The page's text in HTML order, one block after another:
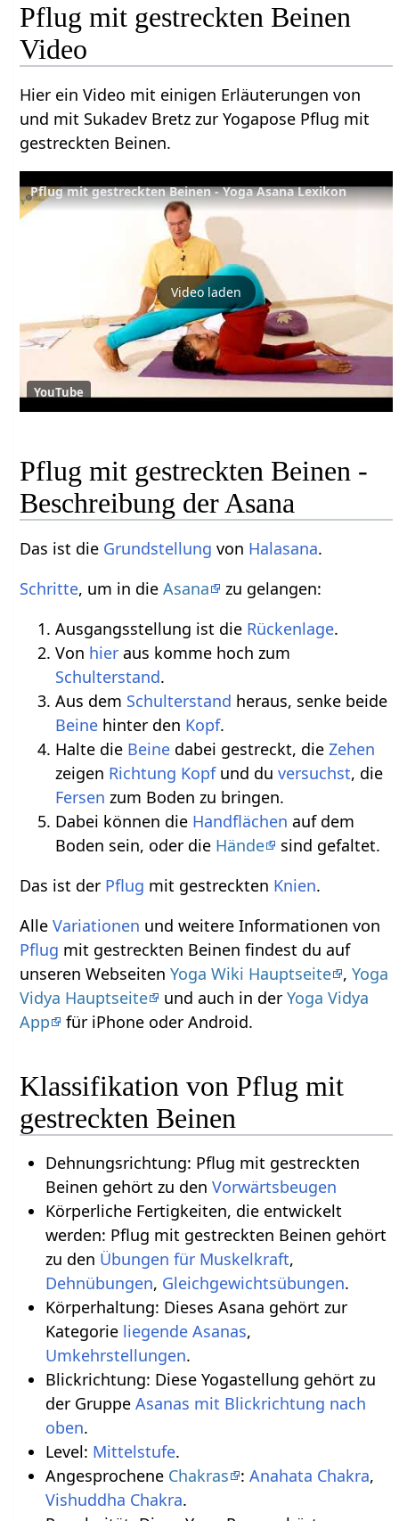
Pflug mit gestreckten Beinen
Video
Hier ein Video mit einigen Erläuterungen von
und mit Sukadev Bretz zur Yogapose Pflug mit
gestreckten Beinen.
Pflug mit gestreckten Beinen - Yoga Asana Lexikon
Video laden
YouTube
Pflug mit gestreckten Beinen -
Beschreibung der Asana
Das ist die Grundstellung von Halasana.
Schritte, um in dieAsana
zu gelangen:
Ausgangsstellung ist die Rückenlage.
Von hier aus komme hoch zum
Schulterstand.
Aus dem Schulterstand heraus, senke beide
Beine hinter den Kopf.
Halte die Beine dabei gestreckt, dieZehen
zeigen Richtung Kopfund duversuchst, die
Fersen zum Boden zu bringen.
Dabei können die Handflächen auf dem
Boden sein, oder die Hände
sind gefaltet.
Das ist der Pflug mit gestreckten Knien.
AlleVariationen und weitere Informationen von
Pflug mit gestreckten Beinen findest du auf
unseren WebseitenYoga Wiki Hauptseite ,Yoga
Vidya Hauptseite
und auch in derYoga Vidya
App
für iPhone oder Android.
Klassifikation von Pflug mit
gestreckten Beinen
Dehnungsrichtung: Pflug mit gestreckten
Beinen gehört zu den Vorwärtsbeugen
Körperliche Fertigkeiten, die entwickelt
werden: Pflug mit gestreckten Beinen gehört
zu den Übungen für Muskelkraft,
Dehnübungen, Gleichgewichtsübungen.
Körperhaltung: Dieses Asana gehört zur
Kategorie liegende Asanas,
Umkehrstellungen.
Blickrichtung: Diese Yogastellung gehört zu
der Gruppe Asanas mit Blickrichtung nach
oben.
Level: Mittelstufe.
Angesprochene Chakras : Anahata Chakra,
Vishuddha Chakra.